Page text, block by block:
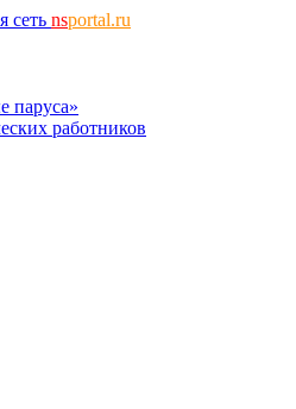
сеть nsportal.ru
паруса»
работников